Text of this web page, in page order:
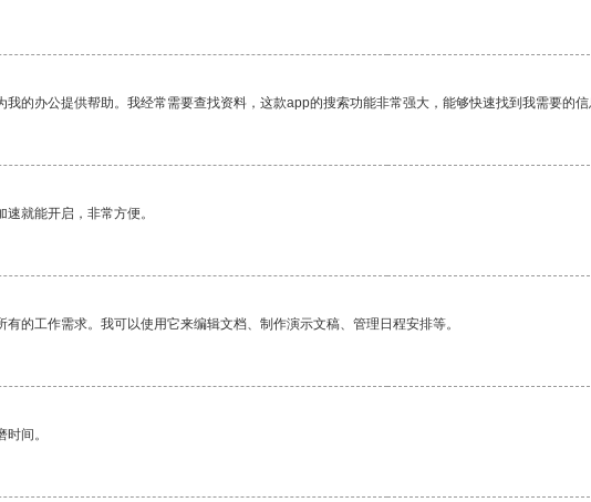
的办公提供帮助。我经常需要查找资料，这款app的搜索功能非常强大，能够快速找到我需要的信
就能开启，非常方便。
的工作需求。我可以使用它来编辑文档、制作演示文稿、管理日程安排等。
间。